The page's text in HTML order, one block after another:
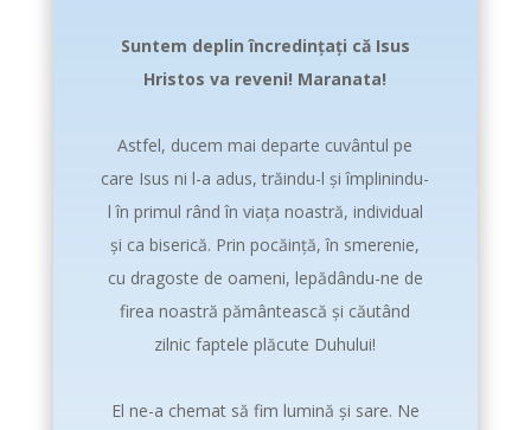
Suntem deplin încredințați că Isus
Hristos va reveni! Maranata!
Astfel, ducem mai departe cuvântul pe
care Isus ni l-a adus, trăindu-l și împlinindu-
l în primul rând în viața noastră, individual
și ca biserică. Prin pocăință, în smerenie,
cu dragoste de oameni, lepădându-ne de
firea noastră pământească și căutând
zilnic faptele plăcute Duhului!
El ne-a chemat să fim lumină și sare. Ne